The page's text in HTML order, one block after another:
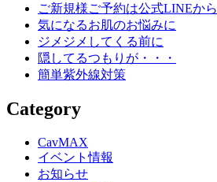
ご新規様ご予約は公式LINEから
気になるお肌のお悩みに
ジメジメしてくる前に
隠してるつもりが・・・
簡単紫外線対策
Category
CavMAX
イベント情報
お知らせ